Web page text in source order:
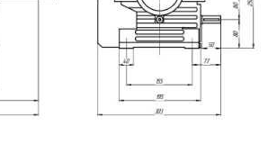
валов